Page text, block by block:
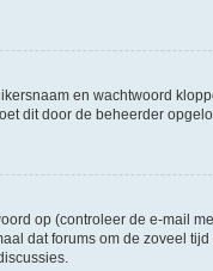
en wachtwoord
dit door de beheerder
op (controleer de e-mail
dat forums om de zoveel